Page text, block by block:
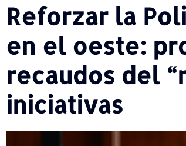
Reforzar la
en el oeste:
recaudos del
iniciativas